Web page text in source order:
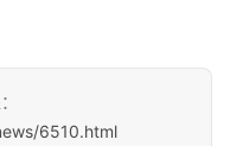
6510.html